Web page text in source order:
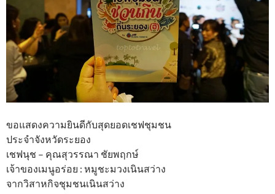
ขอแสดงความยินดีกับสุดยอดเชฟชุมชน
ประจำจังหวัดระยอง
เชฟนุช – คุณสุวรรณา ชัยพฤกษ์
เจ้าของเมนูอร่อย : หมูชะมวงเนินสว่าง
จากวิสาหกิจชุมชนเนินสว่าง